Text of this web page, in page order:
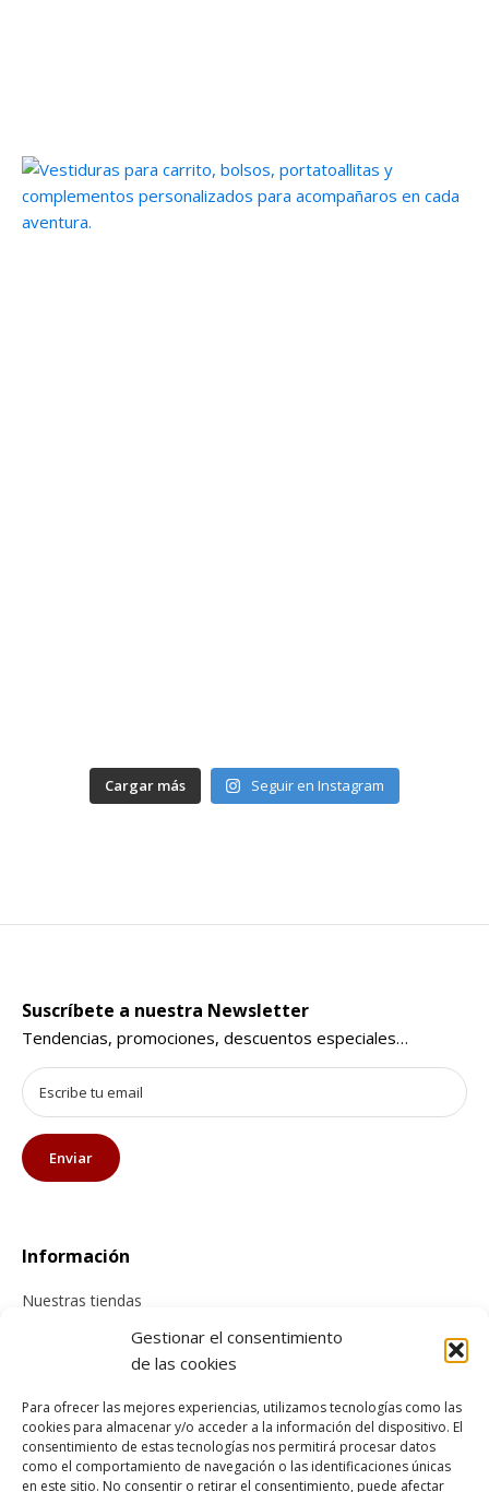
Gestionar el consentimiento
de las cookies
Para ofrecer las mejores experiencias, utilizamos tecnologías como las
cookies para almacenar y/o acceder a la información del dispositivo. El
consentimiento de estas tecnologías nos permitirá procesar datos
como el comportamiento de navegación o las identificaciones únicas
en este sitio. No consentir o retirar el consentimiento, puede afectar
Cargar más Seguir en Instagram
Suscríbete a nuestra Newsletter
Tendencias, promociones, descuentos especiales…
Información
Nuestras tiendas
Tienda online
Información sobre envíos
Cancelación y devolución